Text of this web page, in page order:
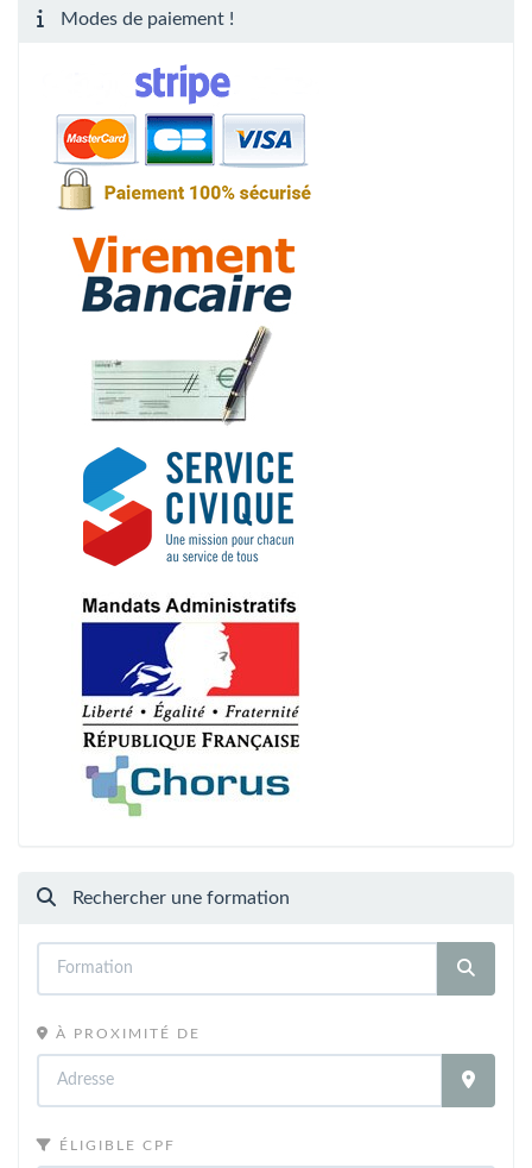
Modes de paiement !
Rechercher une formation
À PROXIMITÉ DE
ÉLIGIBLE CPF